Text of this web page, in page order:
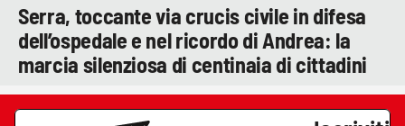
Serra, toccante via crucis civile in difesa
dell’ospedale e nel ricordo di Andrea: la
marcia silenziosa di centinaia di cittadini